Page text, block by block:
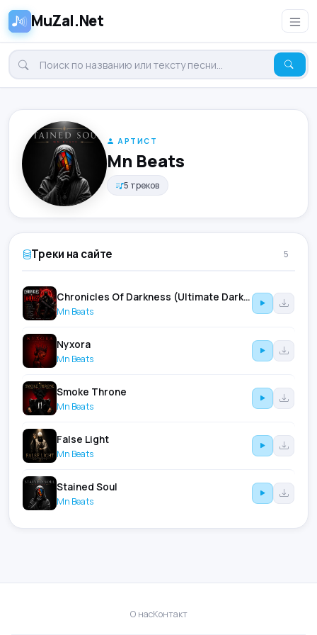
MuZal.Net
АРТИСТ
Mn Beats
5 треков
Треки на сайте 5
Chronicles Of Darkness (Ultimate Dark Hypnotic Underground Techno Mix)
Mn Beats
Nyxora
Mn Beats
Smoke Throne
Mn Beats
False Light
Mn Beats
Stained Soul
Mn Beats
О насКонтакт